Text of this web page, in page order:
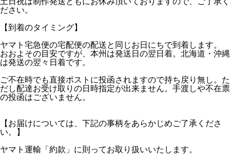
ださい。
【到着のタイミング】
ヤマト宅急便の宅配便の配送と同じお日にちで到着します。
おおよその目安ですが、本州は発送日の翌日着。北海道・沖縄
は発送の翌々日着です。
ご不在時でも直接ポストに投函されますので持ち戻り無し。た
だし配達お受け取りの日時指定が出来ません。手渡しや不在票
の投函はございません。
【お届けについては、下記の事柄をあらかじめご了承くださ
い。】
ヤマト運輸「約款」に則ってお取り扱いいたします。